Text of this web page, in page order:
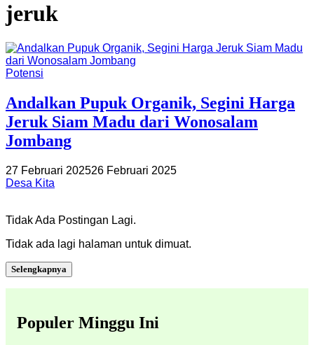
jeruk
Potensi
Andalkan Pupuk Organik, Segini Harga
Jeruk Siam Madu dari Wonosalam
Jombang
27 Februari 202526 Februari 2025
Desa Kita
Tidak Ada Postingan Lagi.
Tidak ada lagi halaman untuk dimuat.
Selengkapnya
Populer Minggu Ini